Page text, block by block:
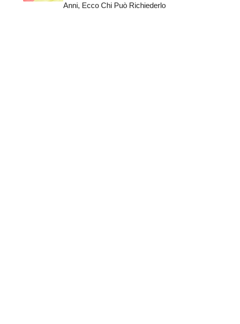
Anni, Ecco Chi Può Richiederlo